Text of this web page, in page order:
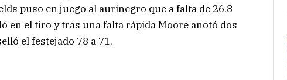
puso en juego al aurinegro que a falta de 26.8
en el tiro y tras una falta rápida Moore anotó dos
el festejado 78 a 71.